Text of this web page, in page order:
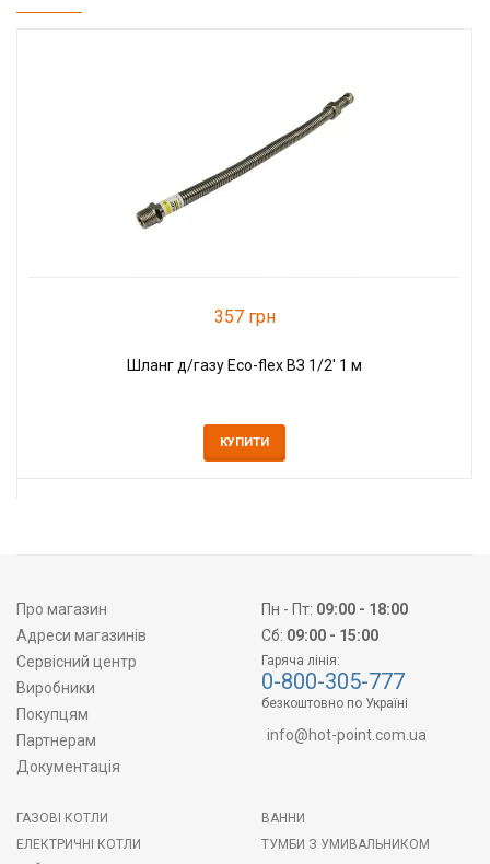
357 грн
Шланг д/газу Eco-flex ВЗ 1/2' 1 м
КУПИТИ
Про магазин
Адреси магазинів
Сервісний центр
Виробники
Покупцям
Партнерам
Документація
Пн - Пт: 09:00 - 18:00
Сб: 09:00 - 15:00
Гаряча лінія:
0-800-305-777
безкоштовно по Україні
info@hot-point.com.ua
ГАЗОВІ КОТЛИ
ЕЛЕКТРИЧНІ КОТЛИ
ВАННИ
ТУМБИ З УМИВАЛЬНИКОМ